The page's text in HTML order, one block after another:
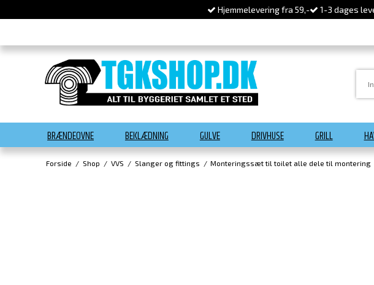
Hjemmelevering fra 59,- 1-3 dages
BRÆNDEOVNE BEKLÆDNING GULVE DRIVHUSE GRILL
Forside / Shop / VVS / Slanger og fittings / Monteringssæt til toilet alle dele til montering